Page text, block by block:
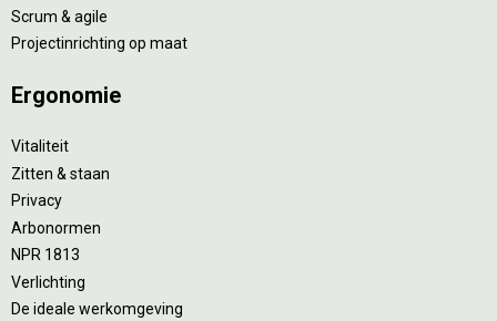
Scrum & agile
Projectinrichting op maat
Ergonomie
Vitaliteit
Zitten & staan
Privacy
Arbonormen
NPR 1813
Verlichting
De ideale werkomgeving